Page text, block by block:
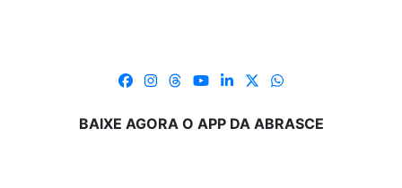
BAIXE AGORA O APP DA ABRASCE